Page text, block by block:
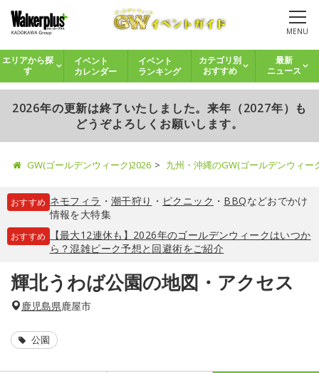
MENU
エリアから探
す
イベント
カレンダー
イベント
ランキング
カテゴリ別
おすすめ
最新
ニュース
2026年の更新は終了いたしました。来年（2027年）も
どうぞよろしくお願いします。
GW(ゴールデンウィーク)2026 九州・沖縄のGW(ゴールデンウィ
おすすめ ネモフィラ ・ 潮干狩り ・ ピクニック ・ BBQなどおでかけ
情報を大特集
おすすめ
【最大12連休も】2026年のゴールデンウィークはいつか
ら？混雑ピーク予想と回避術をご紹介
輝北うわば公園の地図・アクセス
鹿児島県鹿屋市
公園